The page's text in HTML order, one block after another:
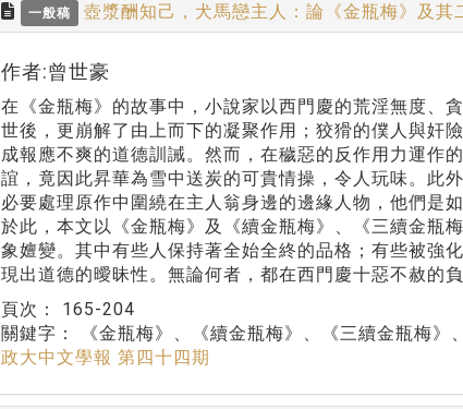
一般稿 壺漿酬知己，犬馬戀主人：論《金瓶梅》及
作者:曾世豪
在《金瓶梅》的故事中，小說家以西門慶的荒淫無度、
世後，更崩解了由上而下的凝聚作用；狡猾的僕人與奸
成報應不爽的道德訓誡。然而，在穢惡的反作用力運作
誼，竟因此昇華為雪中送炭的可貴情操，令人玩味。此
必要處理原作中圍繞在主人翁身邊的邊緣人物，他們是
於此，本文以《金瓶梅》及《續金瓶梅》、《三續金瓶
象嬗變。其中有些人保持著全始全終的品格；有些被強
現出道德的曖昧性。無論何者，都在西門慶十惡不赦的
頁次： 165-204
關鍵字：
《金瓶梅》、《續金瓶梅》、《三續金瓶梅》
政大中文學報 第四十四期